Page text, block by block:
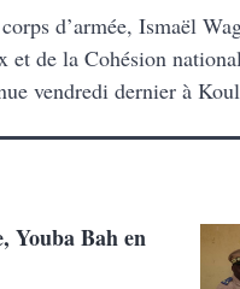
d’armée, Ismaël
de la Cohésion
vendredi dernier à
Youba Bah en